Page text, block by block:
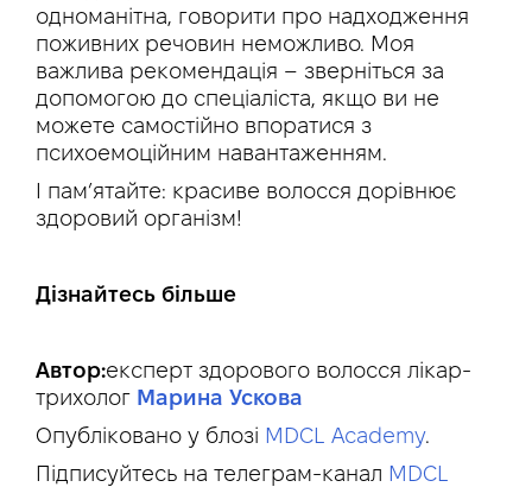
одноманітна, говорити про надходження
поживних речовин неможливо. Моя
важлива рекомендація – зверніться за
допомогою до спеціаліста, якщо ви не
можете самостійно впоратися з
психоемоційним навантаженням.
І пам’ятайте: красиве волосся дорівнює
здоровий організм!
Дізнайтесь більше
Автор:експерт здорового волосся лікар-
трихолог Марина Ускова
Опубліковано у блозі MDCL Academy.
Підписуйтесь на телеграм-канал MDCL